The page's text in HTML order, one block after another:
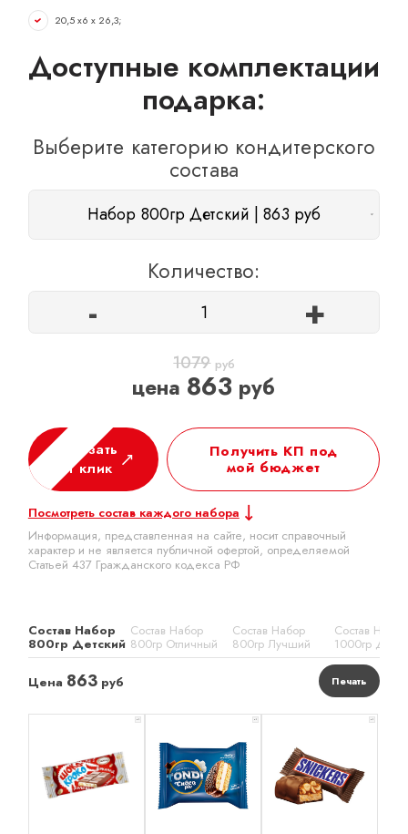
20,5 х6 х 26,3;
Доступные комплектации
подарка:
Выберите категорию кондитерского
состава
Набор 800гр Детский | 863 руб
Количество:
- +
1079руб
цена 863 руб
Заказать
в 1 клик
Получить КП под
мой бюджет
Посмотреть состав каждого набора
Информация, представленная на сайте, носит справочный
характер и не является публичной офертой, определяемой
Статьей 437 Гражданского кодекса РФ
Состав Набор
800гр Детский
Состав Набор
800гр Отличный
Состав Набор
800гр Лучший
Состав Набор
1000гр
Цена 863руб Печать
x 1 x 1 x 1